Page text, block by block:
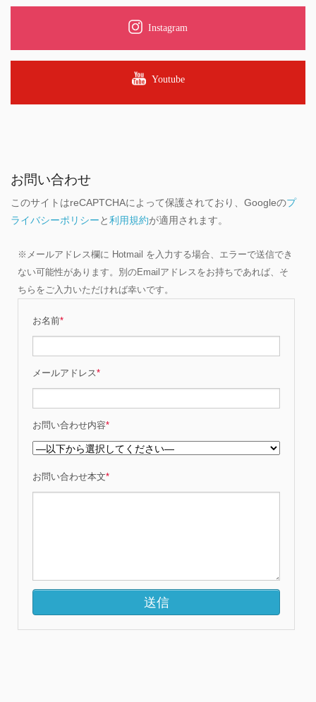
Instagram
Youtube
お問い合わせ
このサイトはreCAPTCHAによって保護されており、Googleのプ
ライバシーポリシーと利用規約が適用されます。
※メールアドレス欄に Hotmail を入力する場合、エラーで送信でき
ない可能性があります。別のEmailアドレスをお持ちであれば、そ
ちらをご入力いただければ幸いです。
お名前*
メールアドレス*
お問い合わせ内容*
お問い合わせ本文*